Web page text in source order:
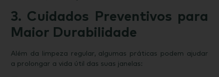
3. Cuidados Preventivos para
Maior Durabilidade
Além da limpeza regular, algumas práticas podem ajudar
a prolongar a vida útil das suas janelas: